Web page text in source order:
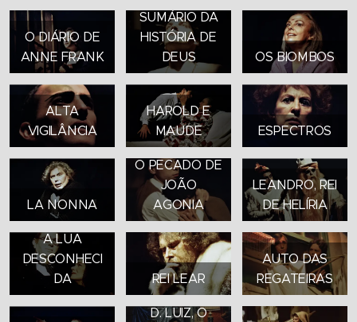
O DIÁRIO DE
ANNE FRANK
SUMÁRIO DA
HISTÓRIA DE
DEUS
OS BIOMBOS
ALTA
VIGILÂNCIA
HAROLD E
MAUDE
ESPECTROS
LA NONNA
O PECADO DE
JOÃO
AGONIA
LEANDRO, REI
DE HELÍRIA
A LUA
DESCONHECI
DA
REI LEAR
AUTO DAS
REGATEIRAS
D. LUIZ, O